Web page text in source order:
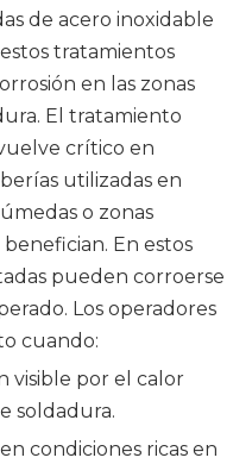
de acero inoxidable
tratamientos
en las zonas
El tratamiento
crítico en
utilizadas en
o zonas
benefician. En estos
pueden corroerse
Los operadores
cuando:
visible por el calor
soldadura.
condiciones ricas en